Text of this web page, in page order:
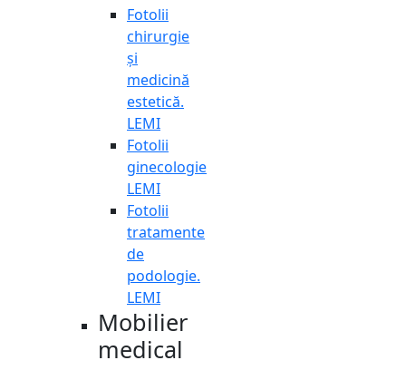
Fotolii
chirurgie
și
medicină
estetică.
LEMI
Fotolii
ginecologie
LEMI
Fotolii
tratamente
de
podologie.
LEMI
Mobilier
medical